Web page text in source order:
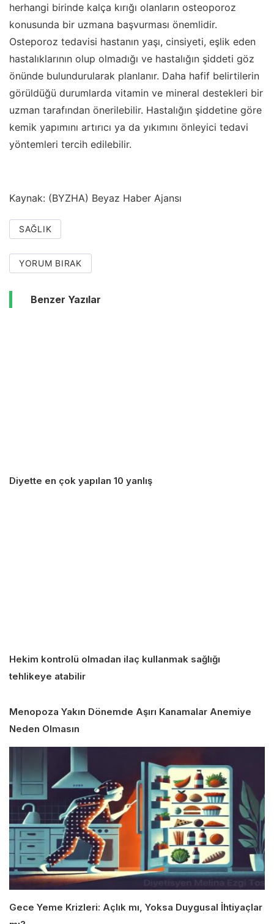
herhangi birinde kalça kırığı olanların osteoporoz
konusunda bir uzmana başvurması önemlidir.
Osteporoz tedavisi hastanın yaşı, cinsiyeti, eşlik eden
hastalıklarının olup olmadığı ve hastalığın şiddeti göz
önünde bulundurularak planlanır. Daha hafif belirtilerin
görüldüğü durumlarda vitamin ve mineral destekleri bir
uzman tarafından önerilebilir. Hastalığın şiddetine göre
kemik yapımını artırıcı ya da yıkımını önleyici tedavi
yöntemleri tercih edilebilir.
Kaynak: (BYZHA) Beyaz Haber Ajansı
SAĞLIK
YORUM BIRAK
Benzer Yazılar
Diyette en çok yapılan 10 yanlış
Hekim kontrolü olmadan ilaç kullanmak sağlığı
tehlikeye atabilir
Menopoza Yakın Dönemde Aşırı Kanamalar Anemiye
Neden Olmasın
Gece Yeme Krizleri: Açlık mı, Yoksa Duygusal İhtiyaçlar